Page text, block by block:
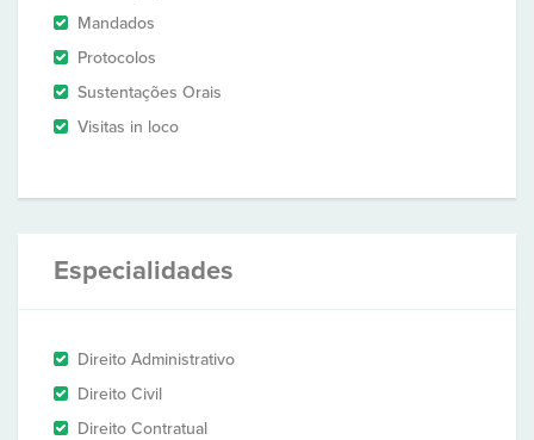
Mandados
Protocolos
Sustentações Orais
Visitas in loco
Especialidades
Direito Administrativo
Direito Civil
Direito Contratual